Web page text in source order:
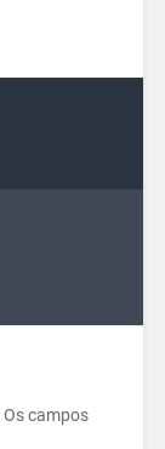
Os campos